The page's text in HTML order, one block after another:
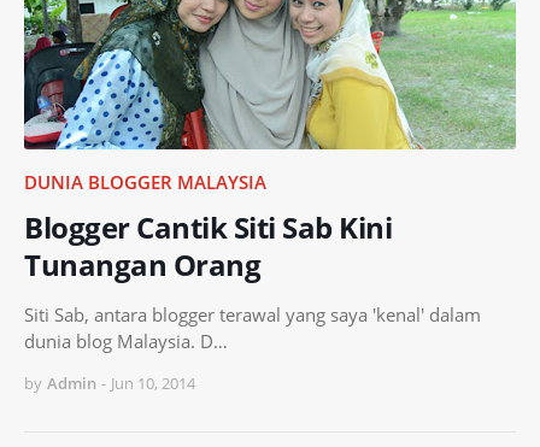
DUNIA BLOGGER MALAYSIA
Blogger Cantik Siti Sab Kini
Tunangan Orang
Siti Sab, antara blogger terawal yang saya 'kenal' dalam
dunia blog Malaysia. D…
by Admin - Jun 10, 2014